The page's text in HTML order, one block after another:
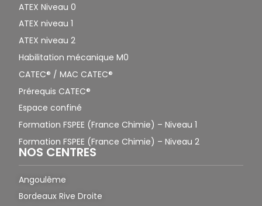
ATEX Niveau 0
ATEX niveau 1
ATEX niveau 2
Habilitation mécanique M0
CATEC® / MAC CATEC®
Prérequis CATEC®
Espace confiné
Formation FSPEE (France Chimie) – Niveau 1
Formation FSPEE (France Chimie) – Niveau 2
NOS CENTRES
Angoulême
Bordeaux Rive Droite